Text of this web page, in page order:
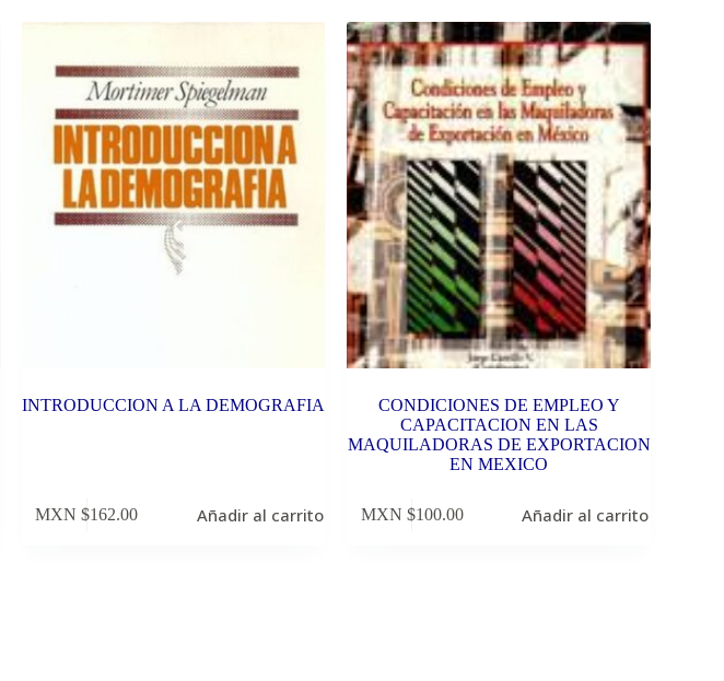
INTRODUCCION A LA DEMOGRAFIA
MXN $162.00 Añadir al carrito
CONDICIONES DE EMPLEO Y
CAPACITACION EN LAS
MAQUILADORAS DE EXPORTACION
EN MEXICO
MXN $100.00 Añadir al carrito